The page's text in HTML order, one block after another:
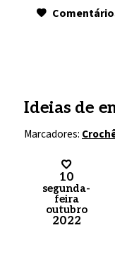
Ideias de
Marcadores:
10
segunda-
feira
outubro
2022